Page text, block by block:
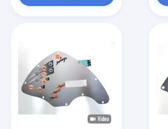
Przełącznik membranowy LED
Dotykowy przełącznik membranowy